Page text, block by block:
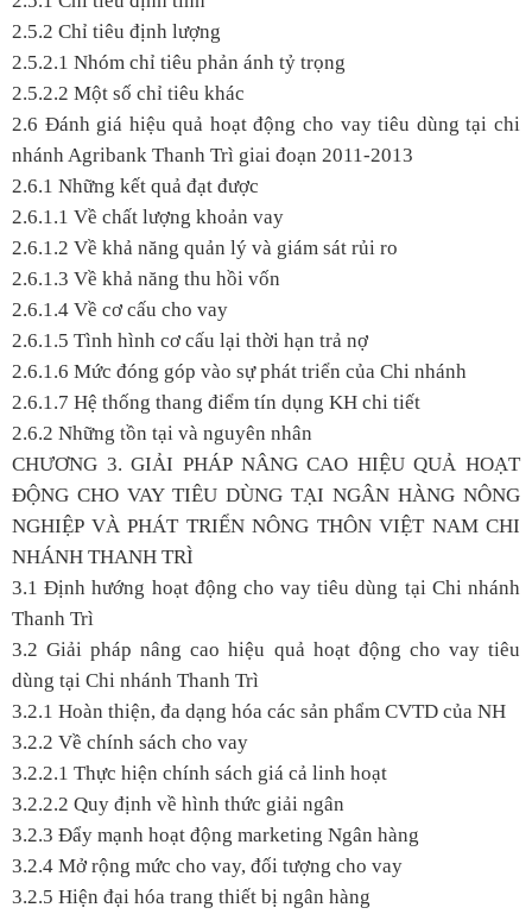
2.5.2 Chỉ tiêu định lượng
2.5.2.1 Nhóm chỉ tiêu phản ánh tỷ trọng
2.5.2.2 Một số chỉ tiêu khác
2.6 Đánh giá hiệu quả hoạt động cho vay tiêu dùng tại chi
nhánh Agribank Thanh Trì giai đoạn 2011-2013
2.6.1 Những kết quả đạt được
2.6.1.1 Về chất lượng khoản vay
2.6.1.2 Về khả năng quản lý và giám sát rủi ro
2.6.1.3 Về khả năng thu hồi vốn
2.6.1.4 Về cơ cấu cho vay
2.6.1.5 Tình hình cơ cấu lại thời hạn trả nợ
2.6.1.6 Mức đóng góp vào sự phát triển của Chi nhánh
2.6.1.7 Hệ thống thang điểm tín dụng KH chi tiết
2.6.2 Những tồn tại và nguyên nhân
CHƯƠNG 3. GIẢI PHÁP NÂNG CAO HIỆU QUẢ HOẠT
ĐỘNG CHO VAY TIÊU DÙNG TẠI NGÂN HÀNG NÔNG
NGHIỆP VÀ PHÁT TRIỂN NÔNG THÔN VIỆT NAM CHI
NHÁNH THANH TRÌ
3.1 Định hướng hoạt động cho vay tiêu dùng tại Chi nhánh
Thanh Trì
3.2 Giải pháp nâng cao hiệu quả hoạt động cho vay tiêu
dùng tại Chi nhánh Thanh Trì
3.2.1 Hoàn thiện, đa dạng hóa các sản phẩm CVTD của NH
3.2.2 Về chính sách cho vay
3.2.2.1 Thực hiện chính sách giá cả linh hoạt
3.2.2.2 Quy định về hình thức giải ngân
3.2.3 Đẩy mạnh hoạt động marketing Ngân hàng
3.2.4 Mở rộng mức cho vay, đối tượng cho vay
3.2.5 Hiện đại hóa trang thiết bị ngân hàng